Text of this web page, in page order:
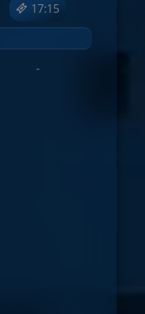
17:15
-